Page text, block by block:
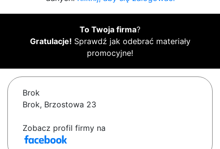
To Twoja firma?
Gratulacje! Sprawdź jak odebrać materiały
promocyjne!
Brok
Brok, Brzostowa 23
Zobacz profil firmy na